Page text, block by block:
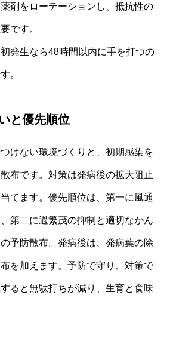
剤をローテーションし、抵抗性の
です。
発生なら48時間以内に手を打つの
。
と優先順位
けない環境づくりと、初期感染を
布です。対策は発病後の拡大阻止
てます。優先順位は、第一に風通
第二に過繁茂の抑制と適切なかん
予防散布。発病後は、発病葉の除
を加えます。予防で守り、対策で
ると無駄打ちが減り、生育と食味